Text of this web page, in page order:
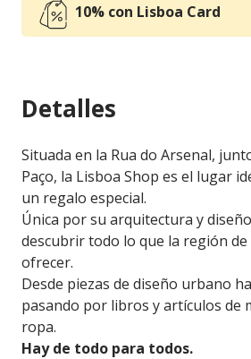
10% con Lisboa Card
Detalles
Situada en la Rua do Arsenal,
Paço, la Lisboa Shop es el lugar
un regalo especial.
Única por su arquitectura y
descubrir todo lo que la región de
ofrecer.
Desde piezas de diseño urbano
pasando por libros y artículos de
ropa.
Hay de todo para todos.